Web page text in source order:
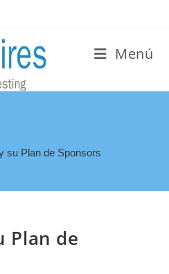
Menú
su Plan de Sponsors
Plan de